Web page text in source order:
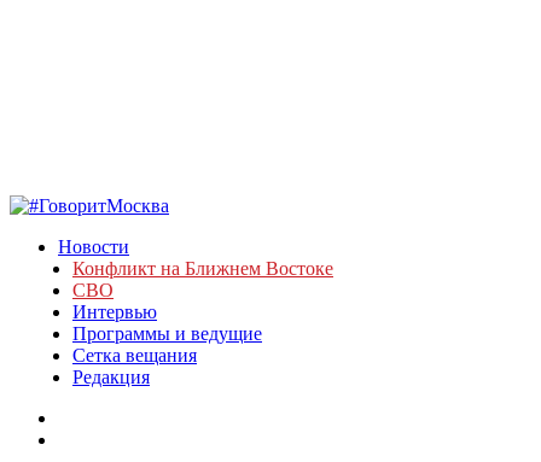
Новости
Конфликт на Ближнем Востоке
СВО
Интервью
Программы и ведущие
Сетка вещания
Редакция